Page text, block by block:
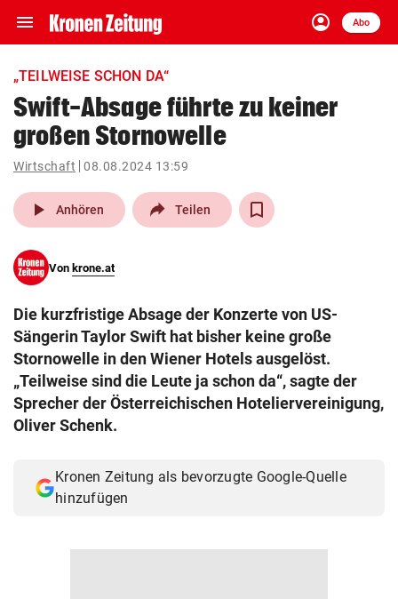
menu Navigation
ein-/ausklappen
account_circle
Anmelden
Abo
close Schließen
account_circle Anmelden
pin_drop
Wien arrow_right
search
eingeben
© Krone Multimedia GmbH & Co KG 2026
Muthgasse 2, 1190 Wien
„TEILWEISE SCHON DA“
Swift-Absage führte zu keiner
großen Stornowelle
Wirtschaft 08.08.2024 13:59
play_arrow Anhören Teilen
Von krone.at
Die kurzfristige Absage der Konzerte von US-
Sängerin Taylor Swift hat bisher keine große
Stornowelle in den Wiener Hotels ausgelöst.
„Teilweise sind die Leute ja schon da“, sagte der
Sprecher der Österreichischen Hoteliervereinigung,
Oliver Schenk.
Kronen Zeitung als bevorzugte Google-Quelle
hinzufügen